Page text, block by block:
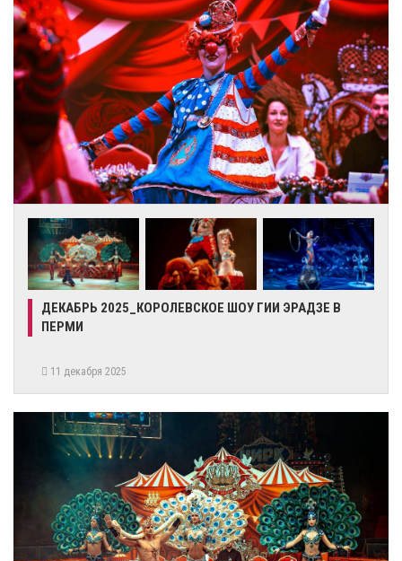
ДЕКАБРЬ 2025_КОРОЛЕВСКОЕ ШОУ ГИИ ЭРАДЗЕ В
ПЕРМИ
11 декабря 2025